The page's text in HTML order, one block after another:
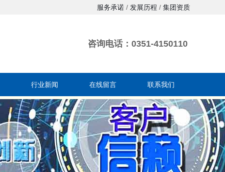
服务承诺 / 发展历程 / 集团资质
咨询电话：0351-4150110
行业新闻 在线留言 联系我们